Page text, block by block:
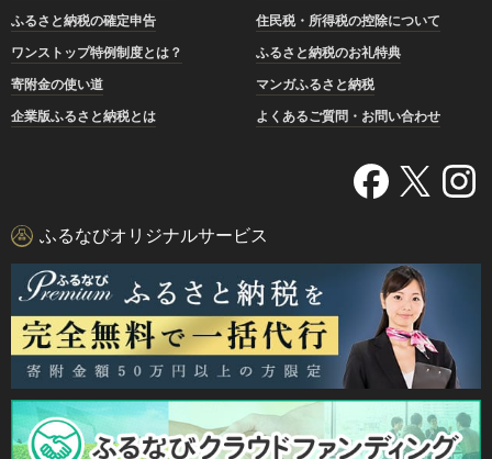
ふるさと納税の確定申告
住民税・所得税の控除について
ワンストップ特例制度とは？
ふるさと納税のお礼特典
寄附金の使い道
マンガふるさと納税
企業版ふるさと納税とは
よくあるご質問・お問い合わせ
ふるなびオリジナルサービス